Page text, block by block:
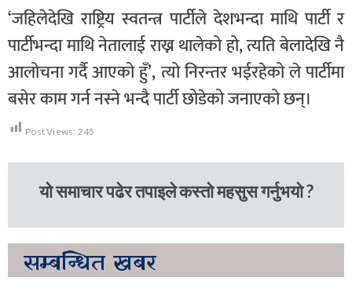
‘जहिलेदेखि राष्ट्रिय स्वतन्त्र पार्टीले देशभन्दा माथि पार्टी र
पार्टीभन्दा माथि नेतालाई राख्न थालेको हो, त्यति बेलादेखि नै
आलोचना गर्दै आएको हुँ’, त्यो निरन्तर भईरहेको ले पार्टीमा
बसेर काम गर्न नस्ने भन्दै पार्टी छोडेको जनाएको छन्।
Post Views: 245
यो समाचार पढेर तपाइले कस्तो महसुस गर्नुभयो ?
सम्बन्धित खबर